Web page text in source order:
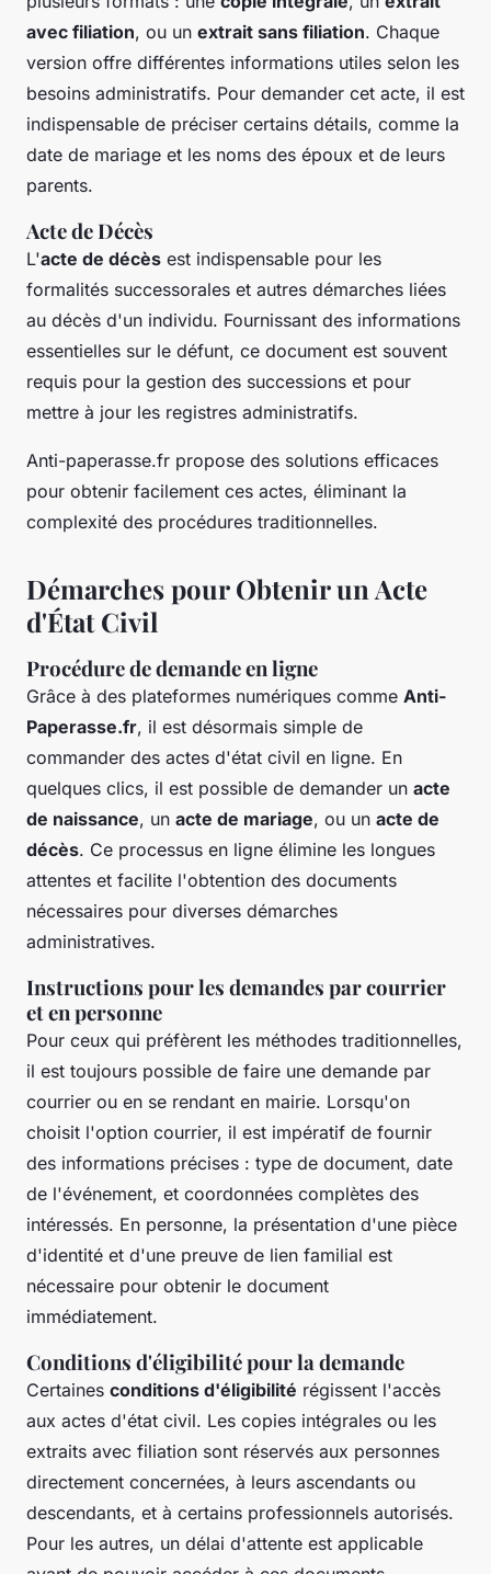
avec filiation, ou un extrait sans filiation. Chaque
version offre différentes informations utiles selon les
besoins administratifs. Pour demander cet acte, il est
indispensable de préciser certains détails, comme la
date de mariage et les noms des époux et de leurs
parents.
Acte de Décès
L'acte de décès est indispensable pour les
formalités successorales et autres démarches liées
au décès d'un individu. Fournissant des informations
essentielles sur le défunt, ce document est souvent
requis pour la gestion des successions et pour
mettre à jour les registres administratifs.
Anti-paperasse.fr propose des solutions efficaces
pour obtenir facilement ces actes, éliminant la
complexité des procédures traditionnelles.
Démarches pour Obtenir un Acte
d'État Civil
Procédure de demande en ligne
Grâce à des plateformes numériques comme Anti-
Paperasse.fr, il est désormais simple de
commander des actes d'état civil en ligne. En
quelques clics, il est possible de demander un acte
de naissance, un acte de mariage, ou un acte de
décès. Ce processus en ligne élimine les longues
attentes et facilite l'obtention des documents
nécessaires pour diverses démarches
administratives.
Instructions pour les demandes par courrier
et en personne
Pour ceux qui préfèrent les méthodes traditionnelles,
il est toujours possible de faire une demande par
courrier ou en se rendant en mairie. Lorsqu'on
choisit l'option courrier, il est impératif de fournir
des informations précises : type de document, date
de l'événement, et coordonnées complètes des
intéressés. En personne, la présentation d'une pièce
d'identité et d'une preuve de lien familial est
nécessaire pour obtenir le document
immédiatement.
Conditions d'éligibilité pour la demande
Certaines conditions d'éligibilité régissent l'accès
aux actes d'état civil. Les copies intégrales ou les
extraits avec filiation sont réservés aux personnes
directement concernées, à leurs ascendants ou
descendants, et à certains professionnels autorisés.
Pour les autres, un délai d'attente est applicable